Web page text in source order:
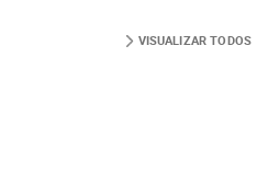
VISUALIZAR TODOS